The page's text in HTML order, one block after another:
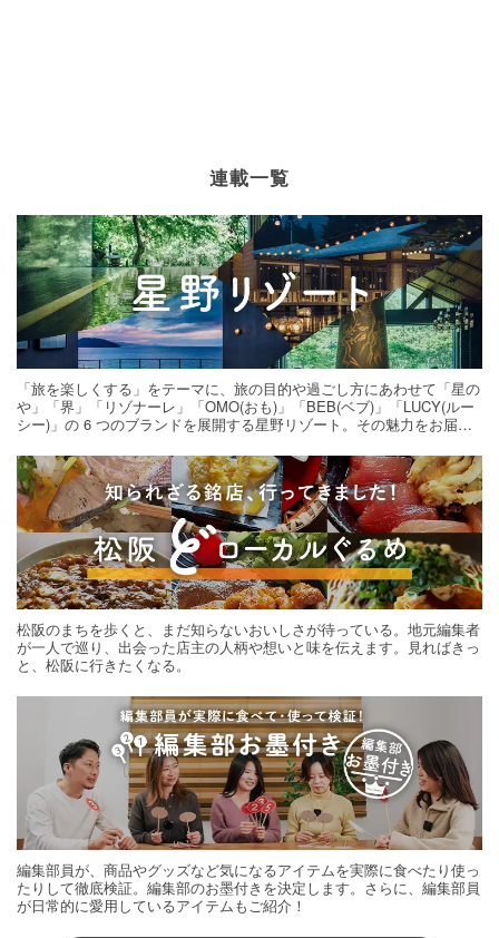
連載一覧
「旅を楽しくする」をテーマに、旅の目的や過ごし方にあわせて「星の
や」「界」「リゾナーレ」「OMO(おも)」「BEB(ベブ)」「LUCY(ルー
シー)」の 6 つのブランドを展開する星野リゾート。その魅力をお届け
松阪のまちを歩くと、まだ知らないおいしさが待っている。地元編集者
が一人で巡り、出会った店主の人柄や想いと味を伝えます。見ればきっ
と、松阪に行きたくなる。
編集部員が、商品やグッズなど気になるアイテムを実際に食べたり使っ
たりして徹底検証。編集部のお墨付きを決定します。さらに、編集部員
が日常的に愛用しているアイテムもご紹介！